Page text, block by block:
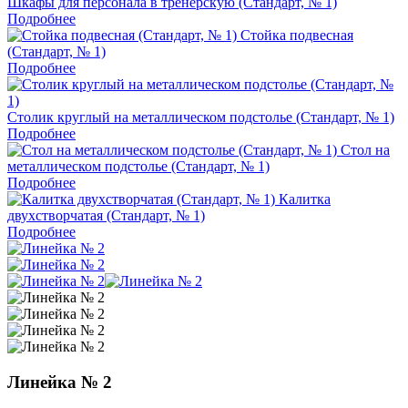
Подробнее
Стойка подвесная
(Стандарт, № 1)
Подробнее
Столик круглый на металлическом подстолье (Стандарт, № 1)
Подробнее
Стол на
металлическом подстолье (Стандарт, № 1)
Подробнее
Калитка
двухстворчатая (Стандарт, № 1)
Подробнее
Линейка № 2